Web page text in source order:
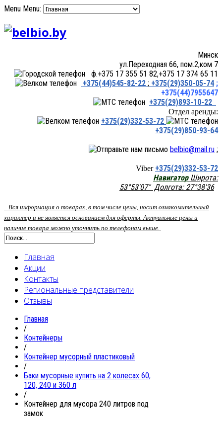
Menu Menu:
Минск
ул.Переходная 66, пом.2,ком 7
ф.+375 17 355 51 82,+375 17 374 65 11
+375(44)545-82-22 ; +375(29)350-05-74 ;
+375(44)7955647
+375(29)893-10-22
Отдел аренды:
+375(29)332-53-72
+375(29)850-93-64
belbio@mail.ru ;
Viber +375(29)332-53-72
НавигаторШирота:
53°53'07" Долгота: 27°38'36
Вся информация о товарах, в том числе цены, носит ознакомительный
характер и не является основанием для оферты. Актуальные цены и
наличие товара можно уточнить по телефонам выше.
Главная
Акции
Контакты
Региональные представители
Отзывы
Главная
/
Контейнеры
/
Контейнер мусорный пластиковый
/
Баки мусорные купить на 2 колесах 60,
120, 240 и 360 л
/
Контейнер для мусора 240 литров под
замок